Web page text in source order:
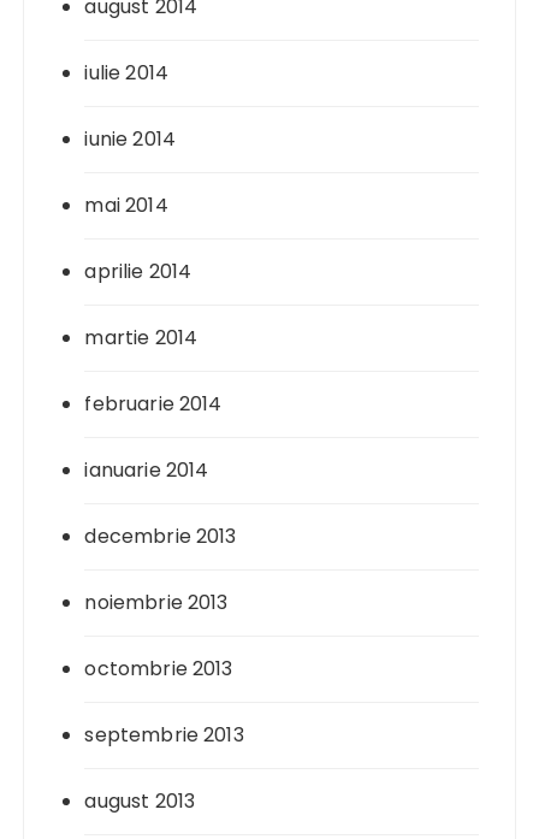
august 2014
iulie 2014
iunie 2014
mai 2014
aprilie 2014
martie 2014
februarie 2014
ianuarie 2014
decembrie 2013
noiembrie 2013
octombrie 2013
septembrie 2013
august 2013